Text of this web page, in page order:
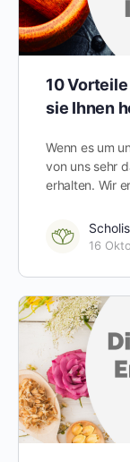
10
sie Ihnen
Wenn es um
von uns sehr
erhalten. Wir
16